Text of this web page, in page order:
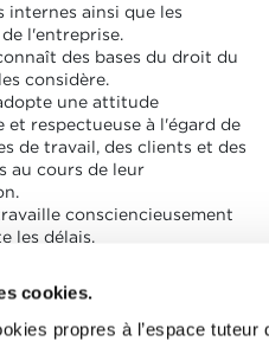
cookies.
propres à l’espace
internes ainsi que les
l'entreprise.
des bases du droit du
considère.
une attitude
et respectueuse à l'égard de
de travail, des clients et des
au cours de leur
consciencieusement
les délais.